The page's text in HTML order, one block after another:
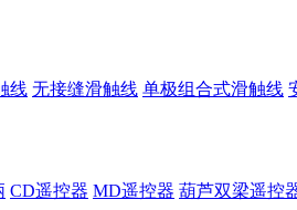
线 无接缝滑触线 单极组合式滑触线
CD遥控器 MD遥控器 葫芦双梁遥控